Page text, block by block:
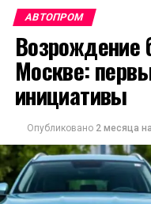
АВТОПРОМ
Возрождение
Москве:
инициативы
Опубликовано 2 месяца